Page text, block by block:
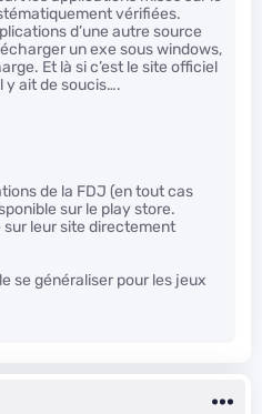
vérifiées.
d’une autre source
un exe sous windows,
Et là si c’est le site officiel
y ait de soucis….
de la FDJ (en tout cas
sur le play store.
leur site directement
se généraliser pour les jeux